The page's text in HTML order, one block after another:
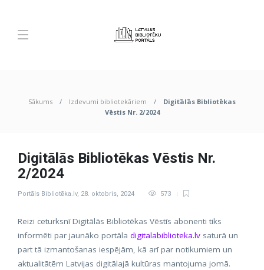
Sākums Izdevumi bibliotekāriem
Digitālās Bibliotēkas
Vēstis Nr. 2/2024
Digitālās Bibliotēkas Vēstis Nr.
2/2024
Portāls Bibliotēka.lv, 28. oktobris, 2024 573
Reizi ceturksnī Digitālās Bibliotēkas Vēstīs abonenti tiks
informēti par jaunāko portāla digitalabiblioteka.lv saturā un
part tā izmantošanas iespējām, kā arī par notikumiem un
aktualitātēm Latvijas digitālajā kultūras mantojuma jomā.